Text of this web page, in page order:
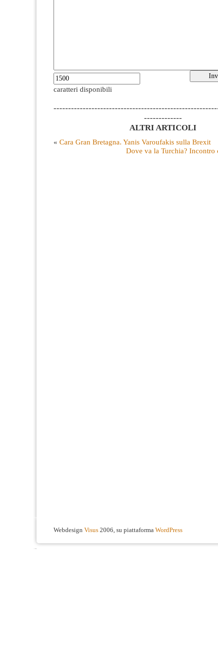
caratteri disponibili
-------------
ALTRI ARTICOLI
« Cara Gran Bretagna. Yanis Varoufakis sulla Brexit
Dove va la Turchia? Incontro
Webdesign Visus 2006, su piattaforma WordPress